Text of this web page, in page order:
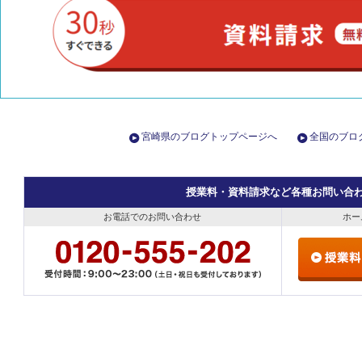
宮崎県のブログトップページへ 全国のブロ
授業料・資料請求など各種お問い合
お電話でのお問い合わせ ホ